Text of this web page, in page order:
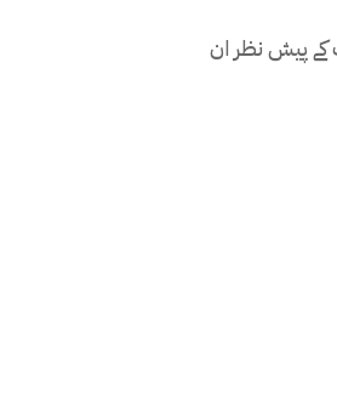
حالات کے پیش نظر ان